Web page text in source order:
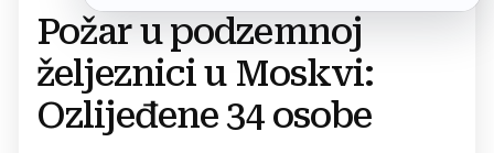
Požar u podzemnoj
željeznici u Moskvi:
Ozlijeđene 34 osobe